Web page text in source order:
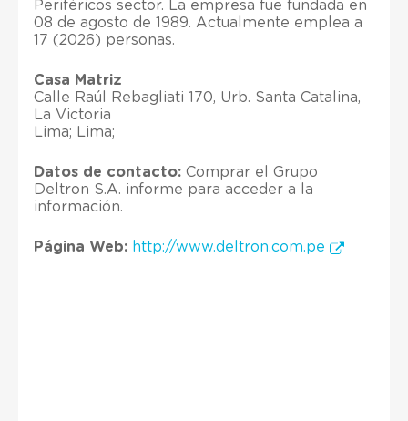
Periféricos sector. La empresa fue fundada en
08 de agosto de 1989. Actualmente emplea a
17 (2026) personas.
Casa Matriz
Calle Raúl Rebagliati 170, Urb. Santa Catalina,
La Victoria
Lima; Lima;
Datos de contacto: Comprar el Grupo
Deltron S.A. informe para acceder a la
información.
Página Web: http://www.deltron.com.pe